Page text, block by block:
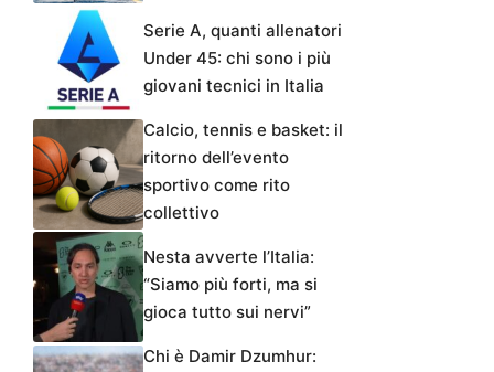
Serie A, quanti allenatori
Under 45: chi sono i più
giovani tecnici in Italia
Calcio, tennis e basket: il
ritorno dell’evento
sportivo come rito
collettivo
Nesta avverte l’Italia:
“Siamo più forti, ma si
gioca tutto sui nervi”
Chi è Damir Dzumhur: